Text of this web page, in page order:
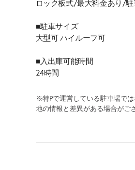
ロック板式/最大料金あり/
■駐車サイズ
大型可 ハイルーフ可
■入出庫可能時間
24時間
※特Pで運営している駐車場で
地の情報と差異がある場合がご